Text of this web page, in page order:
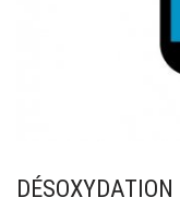
DÉSOXYDATION